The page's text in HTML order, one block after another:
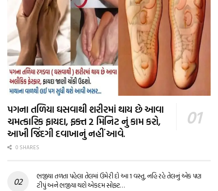
પગના તળિયા ઘસવાથી શરીરમાં થાય છે આવા
ચમત્કારિક ફાયદા, ફક્ત 2 મિનિટ નું કામ કરો,
આખી જિંદગી દવાખાનું નહીં આવે.
0 SHARES
ભજીયા તળતા પહેલા તેલમાં ઉમેરી દો આ 1 વસ્તુ, નહિ રહે તેલનું એક પણ
ટીપું અને ભજીયા થશે એકદમ સોફ્ટ…